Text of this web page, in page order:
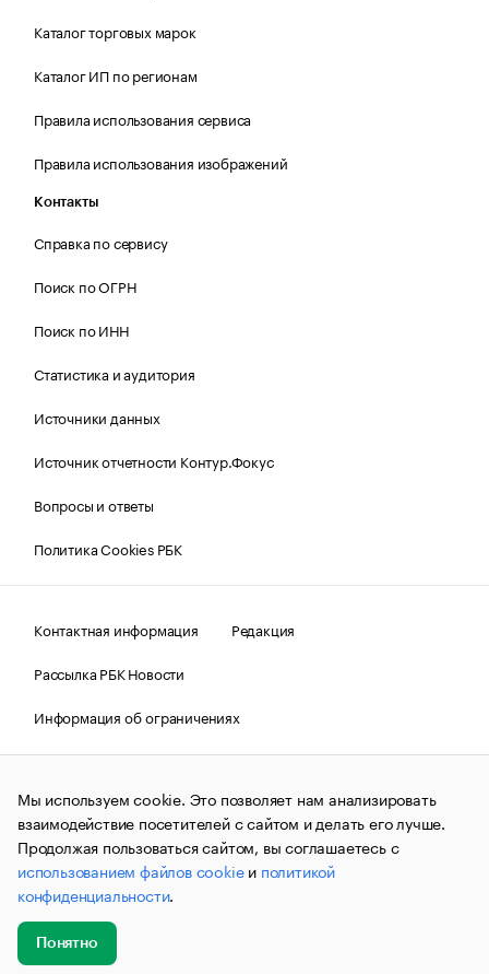
Каталог торговых марок
Каталог ИП по регионам
Правила использования сервиса
Правила использования изображений
Контакты
Справка по сервису
Поиск по ОГРН
Поиск по ИНН
Статистика и аудитория
Источники данных
Источник отчетности Контур.Фокус
Вопросы и ответы
Политика Cookies РБК
Контактная информация
Редакция
Рассылка РБК Новости
Информация об ограничениях
Правовая информация
О соблюдении авторских прав
© АО «РОСБИЗНЕСКОНСАЛТИНГ»,1995–2026.Сообщения
и материалы информационного агентства «РБК»
(зарегистрировано Федеральной службой по надзору в сфере
связи, информационных технологий и массовых
коммуникаций (Роскомнадзор) 09.12.2015 за номером ИА
№ФС77-63848) сопровождаются пометкой «РБК». Отдельные
публикации могут содержать информацию,
не предназначенную для пользователей
до 18 лет.
Мы используем cookie. Это позволяет нам анализировать
взаимодействие посетителей с сайтом и делать его лучше.
Продолжая пользоваться сайтом, вы соглашаетесь с
использованием файлов cookieи политикой
конфиденциальности.
Понятно